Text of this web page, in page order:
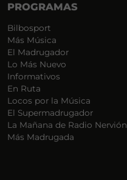
PROGRAMAS
Bilbosport
Más Música
El Madrugador
Lo Más Nuevo
Informativos
En Ruta
Locos por la Música
El Supermadrugador
La Mañana de Radio Nervión
Más Madrugada